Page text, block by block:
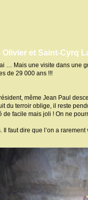
Olivier et Saint-Cyrq
… Mais une visite dans une
de 29 000 ans !!!
même Jean Paul
du terroir oblige, il reste
facile mais joli ! On ne
faut dire que l’on a